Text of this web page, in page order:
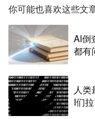
你可能也喜欢这些文
AI倒
都有
人
I们